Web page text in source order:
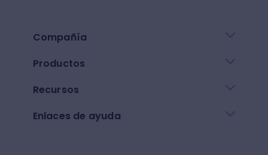
Compañía
Productos
Recursos
Enlaces de ayuda